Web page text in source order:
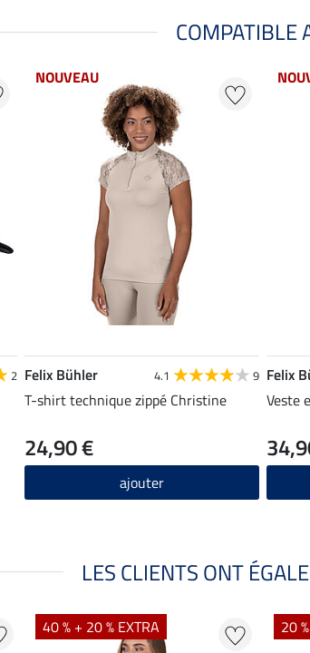
COMPATIBLE
2
NOUVEAU
Felix Bühler 4.1 9
T-shirt technique zippé Christine
24,90 €
ajouter
Felix
Veste
LES CLIENTS ONT
40 % + 20 % EXTRA 20